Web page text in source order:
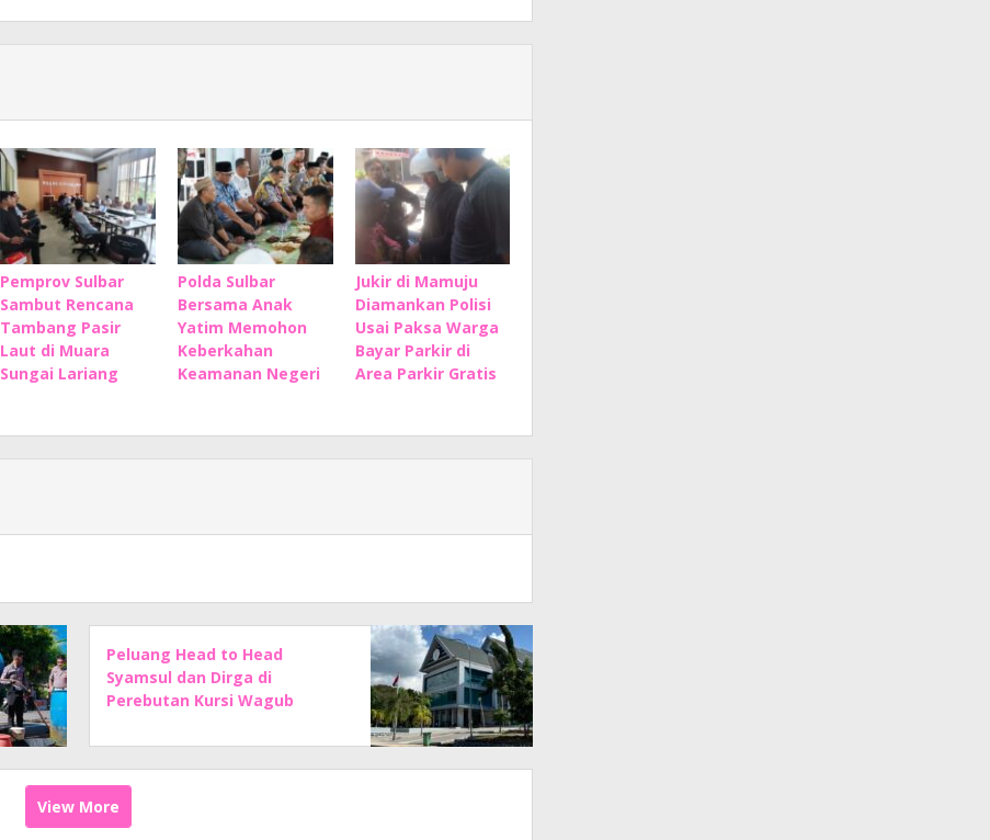
Pemprov Sulbar
Sambut Rencana
Tambang Pasir
Laut di Muara
Sungai Lariang
Polda Sulbar
Bersama Anak
Yatim Memohon
Keberkahan
Keamanan Negeri
Jukir di Mamuju
Diamankan Polisi
Usai Paksa Warga
Bayar Parkir di
Area Parkir Gratis
Peluang Head to Head
Syamsul dan Dirga di
Perebutan Kursi Wagub
View More